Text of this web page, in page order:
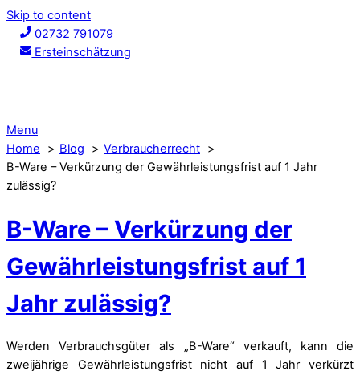
Skip to content
02732 791079
Ersteinschätzung
Menu
Home
Blog
Verbraucherrecht
B-Ware – Verkürzung der Gewährleistungsfrist auf 1 Jahr
zulässig?
B-Ware – Verkürzung der
Gewährleistungsfrist auf 1
Jahr zulässig?
Werden Verbrauchsgüter als „B-Ware“ verkauft, kann die
zweijährige Gewährleistungsfrist nicht auf 1 Jahr verkürzt